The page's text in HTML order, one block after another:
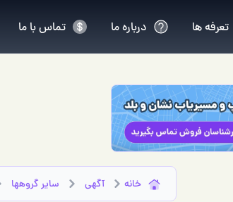
تعرفه ها درباره ما تماس با ما
خانه آگهی سایر گروهها